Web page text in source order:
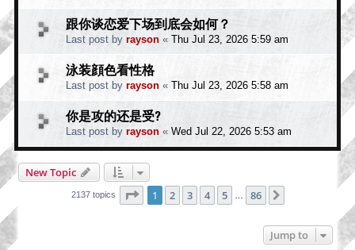
跟你谈恋爱下场到底会如何？
Last post by rayson « Thu Jul 23, 2026 5:59 am
泳装顔色看性格
Last post by rayson « Thu Jul 23, 2026 5:58 am
你是攻的还是受?
Last post by rayson « Wed Jul 22, 2026 5:53 am
New Topic
2137 topics Page 1of 86
1 2 3 4 5 86
Jump to